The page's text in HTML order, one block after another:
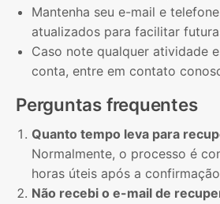
Mantenha seu e-mail e
atualizados para facilitar
Caso note qualquer atividade
conta, entre em contato
Perguntas frequentes
Quanto tempo leva para
Normalmente, o processo é
horas úteis após a
Não recebi o e-mail de